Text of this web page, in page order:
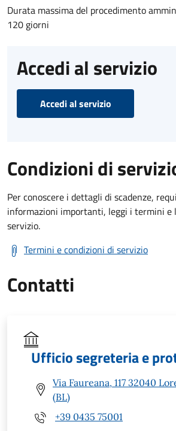
Durata massima del procedimento
120 giorni
Accedi al servizio
Accedi al servizio
Condizioni di
Per conoscere i dettagli di scadenze,
informazioni importanti, leggi i termini e
servizio.
Termini e condizioni di servizio
Contatti
Ufficio segreteria e
Via Faureana, 117 32040
(BL)
+39 0435 75001